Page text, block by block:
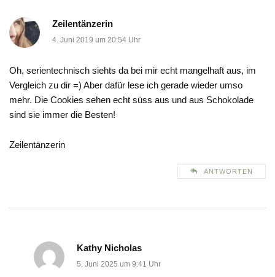
Zeilentänzerin
4. Juni 2019 um 20:54 Uhr
Oh, serientechnisch siehts da bei mir echt mangelhaft aus, im
Vergleich zu dir =) Aber dafür lese ich gerade wieder umso
mehr. Die Cookies sehen echt süss aus und aus Schokolade
sind sie immer die Besten!
Zeilentänzerin
ANTWORTEN
Kathy Nicholas
5. Juni 2025 um 9:41 Uhr